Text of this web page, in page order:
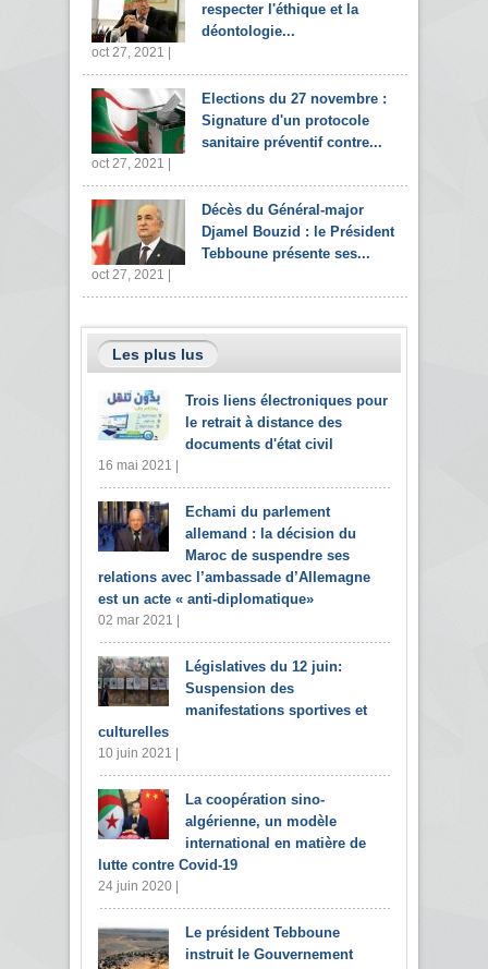
respecter l'éthique et la
déontologie...
oct 27, 2021 |
Elections du 27 novembre :
Signature d'un protocole
sanitaire préventif contre...
oct 27, 2021 |
Décès du Général-major
Djamel Bouzid : le Président
Tebboune présente ses...
oct 27, 2021 |
Les plus lus
Trois liens électroniques pour
le retrait à distance des
documents d'état civil
16 mai 2021 |
Echami du parlement
allemand : la décision du
Maroc de suspendre ses
relations avec l’ambassade d’Allemagne
est un acte « anti-diplomatique»
02 mar 2021 |
Législatives du 12 juin:
Suspension des
manifestations sportives et
culturelles
10 juin 2021 |
La coopération sino-
algérienne, un modèle
international en matière de
lutte contre Covid-19
24 juin 2020 |
Le président Tebboune
instruit le Gouvernement